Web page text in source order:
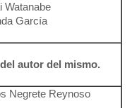
Watanabe
García
autor del mismo.
Negrete Reynoso